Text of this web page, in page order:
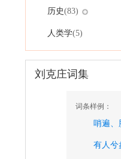
历史(83)
人类学(5)
刘克庄词集
词条样例：
哨遍、
有人兮